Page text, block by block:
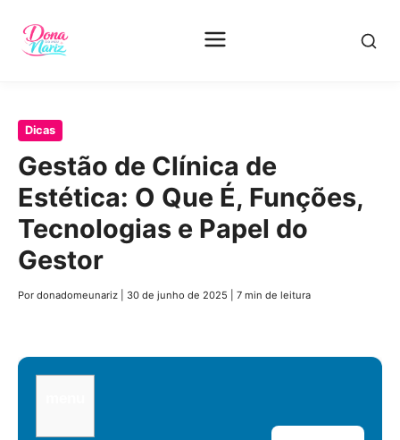
Pular
conteúdo
principal
Dicas
Gestão de Clínica de
Estética: O Que É, Funções,
Tecnologias e Papel do
Gestor
Por donadomeunariz 30 de junho de 2025 7 min de leitura